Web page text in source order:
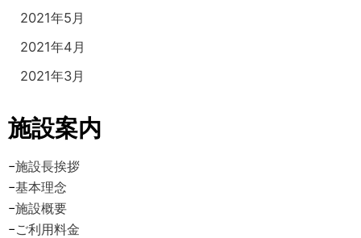
2021年5月
2021年4月
2021年3月
施設案内
−施設長挨拶
−基本理念
−施設概要
−ご利用料金